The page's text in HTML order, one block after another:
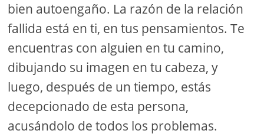
bien autoengaño. La razón de la relación
fallida está en ti, en tus pensamientos. Te
encuentras con alguien en tu camino,
dibujando su imagen en tu cabeza, y
luego, después de un tiempo, estás
decepcionado de esta persona,
acusándolo de todos los problemas.